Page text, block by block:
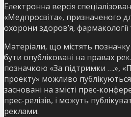
Електронна версія
«Медпросвіта», призначеного
охорони здоров’я,
Матеріали, що містять
бути опубліковані на правах
позначкою «За підтримки ….»,
проекту» можливо
засновані на змісті прес-
прес-релізів, і можуть
реклами.